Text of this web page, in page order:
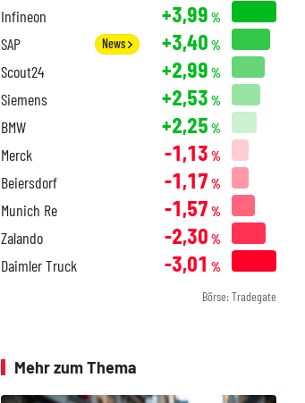
Infineon +3,99 %
SAP News +3,40 %
Scout24 +2,99 %
Siemens +2,53 %
BMW +2,25 %
Merck -1,13 %
Beiersdorf -1,17 %
Munich Re -1,57 %
Zalando -2,30 %
Daimler Truck -3,01 %
Börse: Tradegate
Mehr zum Thema